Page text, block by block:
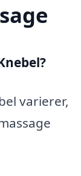
varierer,